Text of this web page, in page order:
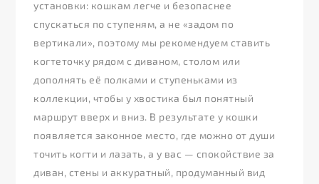
установки: кошкам легче и безопаснее
спускаться по ступеням, а не «задом по
вертикали», поэтому мы рекомендуем ставить
когтеточку рядом с диваном, столом или
дополнять её полками и ступеньками из
коллекции, чтобы у хвостика был понятный
маршрут вверх и вниз. В результате у кошки
появляется законное место, где можно от души
точить когти и лазать, а у вас — спокойствие за
диван, стены и аккуратный, продуманный вид